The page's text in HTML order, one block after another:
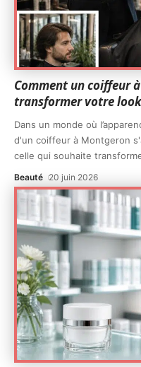
Comment un coiffeur
transformer votre
Dans un monde où
d'un coiffeur à Montgeron
celle qui souhaite
Beauté 20 juin 2026